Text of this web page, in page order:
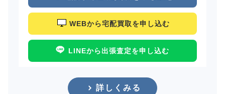
WEBから宅配買取を申し込む
LINEから出張査定を申し込む
詳しくみる